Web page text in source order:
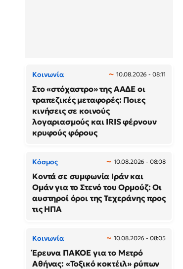
Κοινωνία 10.08.2026 - 08:11
Στο «στόχαστρο» της ΑΑΔΕ οι
τραπεζικές μεταφορές: Ποιες
κινήσεις σε κοινούς
λογαριασμούς και IRIS φέρνουν
κρυφούς φόρους
Κόσμος 10.08.2026 - 08:08
Κοντά σε συμφωνία Ιράν και
Ομάν για το Στενό του Ορμούζ: Οι
αυστηροί όροι της Τεχεράνης προς
τις ΗΠΑ
Κοινωνία 10.08.2026 - 08:05
Έρευνα ΠΑΚΟΕ για το Μετρό
Αθήνας: «Τοξικό κοκτέιλ» ρύπων